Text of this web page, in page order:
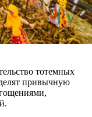
тотемных
привычную